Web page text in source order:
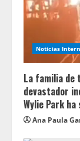
Noticias
La familia de
devastador
Wylie Park
Ana Paula